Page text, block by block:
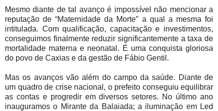
Mesmo diante de tal avanço é impossível não mencionar a
reputação de “Maternidade da Morte” a qual a mesma foi
intitulada. Com qualificação, capacitação e investimentos,
conseguimos finalmente reduzir significantemente a taxa de
mortalidade materna e neonatal. É uma conquista gloriosa
do povo de Caxias e da gestão de Fábio Gentil.
Mas os avanços vão além do campo da saúde. Diante de
um quadro de crise nacional, o prefeito conseguiu equilibrar
as contas e progredir em diversos setores. No último ano
inauguramos o Mirante da Balaiada; a iluminação em Led